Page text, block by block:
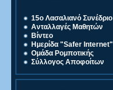
15o Λασαλιανό Συνέδριο
Ανταλλαγές Μαθητών
Βίντεο
Ημερίδα "Safer Internet"
Ομάδα Ρομποτικής
Σύλλογος Αποφοίτων